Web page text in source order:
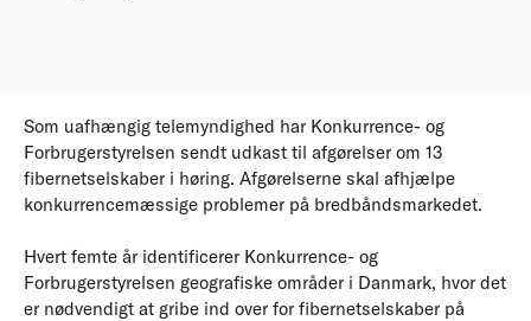
Som uafhængig telemyndighed har Konkurrence- og
Forbrugerstyrelsen sendt udkast til afgørelser om 13
fibernetselskaber i høring. Afgørelserne skal afhjælpe
konkurrencemæssige problemer på bredbåndsmarkedet.
Hvert femte år identificerer Konkurrence- og
Forbrugerstyrelsen geografiske områder i Danmark, hvor det
er nødvendigt at gribe ind over for fibernetselskaber på